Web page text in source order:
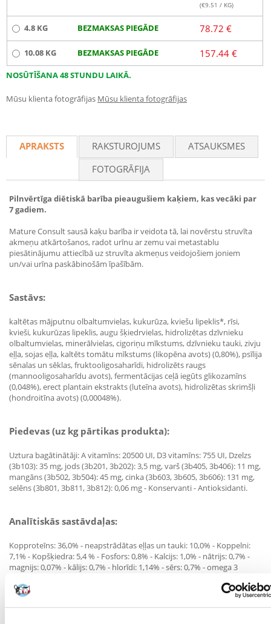
(€9.51 / KG)
4.8 KG BEZMAKSAS PIEGĀDE 78.72 €
10.08 KG BEZMAKSAS PIEGĀDE 157.44 €
NOSŪTĪŠANA 48 STUNDU LAIKĀ.
Mūsu klienta fotogrāfijas Mūsu klienta fotogrāfijas
APRAKSTS RAKSTUROJUMS
ATSAUKSMES
FOTOGRĀFIJA
Pilnvērtīga diētiskā barība pieaugušiem kaķiem, kas vecāki par
7 gadiem.
Mature Consult sausā kaķu barība ir veidota tā, lai novērstu struvīta
akmeņu atkārtošanos, radot urīnu ar zemu vai metastablu
piesātinājumu attiecībā uz struvīta akmeņus veidojošiem joniem
un/vai urīna paskābinošām īpašībām.
Sastāvs:
kaltētas mājputnu olbaltumvielas, kukurūza, kviešu lipeklis*, rīsi,
kvieši, kukurūzas lipeklis, augu šķiedrvielas, hidrolizētas dzīvnieku
olbaltumvielas, minerālvielas, cigoriņu mīkstums, dzīvnieku tauki, zivju
eļļa, sojas eļļa, kaltēts tomātu mīkstums (likopēna avots) (0,80%), psīlija
sēnalas un sēklas, fruktooligosaharīdi, hidrolizēts raugs
(mannooligosaharīdu avots), fermentācijas ceļā iegūts glikozamīns
(0,048%), erect plantain ekstrakts (luteīna avots), hidrolizētas skrimšļi
(hondroitīna avots) (0,00048%).
Piedevas (uz kg pārtikas produkta):
Uztura bagātinātāji: A vitamīns: 20500 UI, D3 vitamīns: 755 UI, Dzelzs
(3b103): 35 mg, jods (3b201, 3b202): 3,5 mg, varš (3b405, 3b406): 11 mg,
mangāns (3b502, 3b504): 45 mg, cinka (3b603, 3b605, 3b606): 131 mg,
selēns (3b801, 3b811, 3b812): 0,06 mg - Konservanti - Antioksidanti.
Analītiskās sastāvdaļas:
Kopproteīns: 36,0% - neapstrādātas eļļas un tauki: 10,0% - Koppelni:
7,1% - Kopšķiedra: 5,4 % - Fosfors: 0,8% - Kalcijs: 1,0% - nātrijs: 0,7% -
magnijs: 0,07% - kālijs: 0,7% - hlorīdi: 1,14% - sērs: 0,7% - omega 3
Ieteicamās devas: